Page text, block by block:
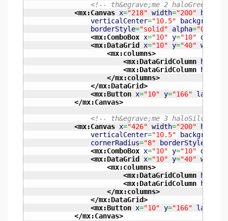
<!-- th&egrave;me 2 haloGreen -->
<mx:Canvas x="218" width="200" height
verticalCenter="10.5"
borderStyle="solid" alpha="0.5"
<mx:ComboBox x="10" y="10"
<mx:DataGrid
x="10" y="40" width
<mx:columns>
<mx:DataGridColumn
<mx:DataGridColumn
</mx:columns>
</mx:DataGrid>
<mx:Button x="10" y="166" label
</mx:Canvas>
<!-- th&egrave;me 3 haloSilver --
<mx:Canvas x="426" width="200" height
verticalCenter="10.5"
cornerRadius="8" borderStyle
<mx:ComboBox x="10" y="10"
<mx:DataGrid
x="10" y="40" width
<mx:columns>
<mx:DataGridColumn
<mx:DataGridColumn
</mx:columns>
</mx:DataGrid>
<mx:Button x="10" y="166" label
</mx:Canvas>